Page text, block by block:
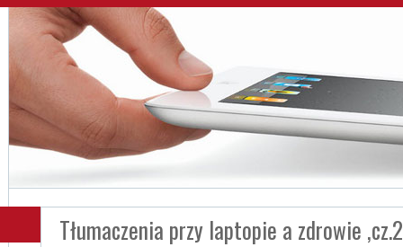
Tłumaczenia przy laptopie a zdrowie ,cz.2